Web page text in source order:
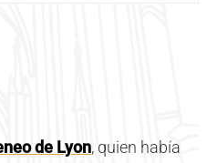
de Lyon, quien había